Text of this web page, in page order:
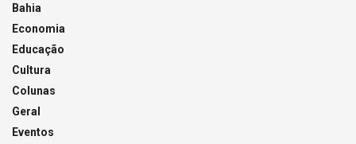
Bahia
Economia
Educação
Cultura
Colunas
Geral
Eventos